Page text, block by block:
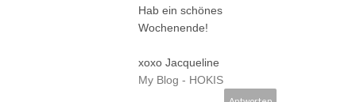
Hab ein schönes
Wochenende!
xoxo Jacqueline
My Blog - HOKIS